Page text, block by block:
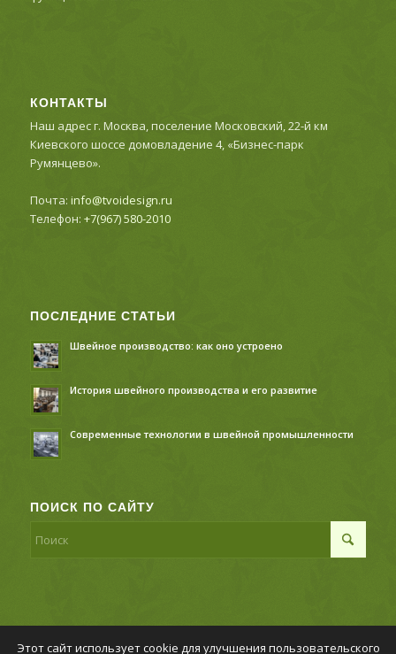
КОНТАКТЫ
Наш адрес г. Москва, поселение Московский, 22-й км
Киевского шоссе домовладение 4, «Бизнес-парк
Румянцево».
Почта: info@tvoidesign.ru
Телефон: +7(967) 580-2010
ПОСЛЕДНИЕ СТАТЬИ
Швейное производство: как оно устроено
История швейного производства и его развитие
Современные технологии в швейной промышленности
ПОИСК ПО САЙТУ
Этот сайт использует cookie для улучшения пользовательского